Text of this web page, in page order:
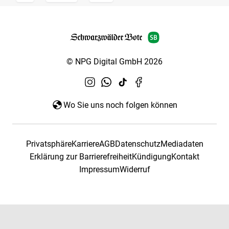
© NPG Digital GmbH 2026
Wo Sie uns noch folgen können
PrivatsphäreKarriereAGBDatenschutzMediadaten
Erklärung zur BarrierefreiheitKündigungKontakt
ImpressumWiderruf